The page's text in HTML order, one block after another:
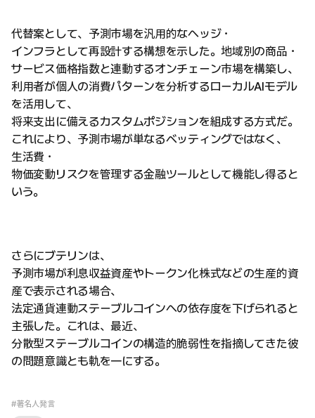
代替案として、予測市場を汎用的なヘッジ・
インフラとして再設計する構想を示した。地域別の商品・
サービス価格指数と連動するオンチェーン市場を構築し、
利用者が個人の消費パターンを分析するローカルAIモデル
を活用して、
将来支出に備えるカスタムポジションを組成する方式だ。
これにより、予測市場が単なるベッティングではなく、
生活費・
物価変動リスクを管理する金融ツールとして機能し得ると
いう。
さらにブテリンは、
予測市場が利息収益資産やトークン化株式などの生産的資
産で表示される場合、
法定通貨連動ステーブルコインへの依存度を下げられると
主張した。これは、最近、
分散型ステーブルコインの構造的脆弱性を指摘してきた彼
の問題意識とも軌を一にする。
#著名人発言